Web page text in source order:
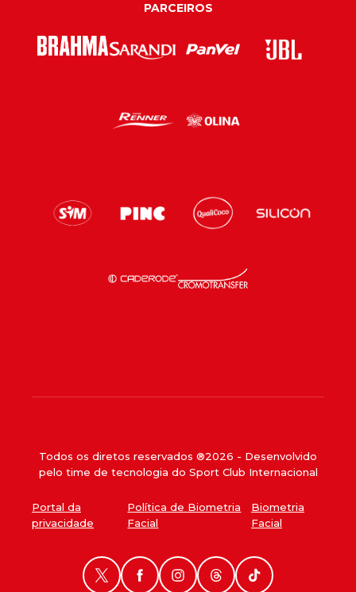
PARCEIROS
Todos os diretos reservados ®2026 - Desenvolvido
pelo time de tecnologia do Sport Club Internacional
Portal da
privacidade
Política de Biometria
Facial
Biometria
Facial